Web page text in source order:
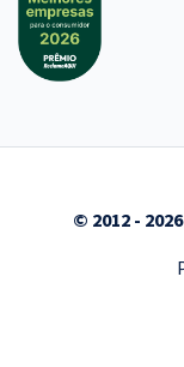
© 2012 -